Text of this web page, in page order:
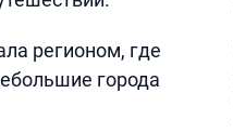
регионом, где
города